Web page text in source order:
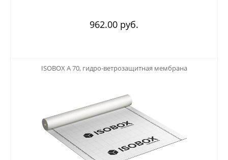
962.00 руб.
ISOBOX А 70, гидро-ветрозащитная мембрана